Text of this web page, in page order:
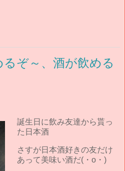
ぞ～、酒が飲める
誕生日に飲み友達から貰っ
た日本酒
さすが日本酒好きの友だけ
あって美味い酒だ(・o・)